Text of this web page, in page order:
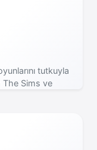
tutkuyla
The Sims ve